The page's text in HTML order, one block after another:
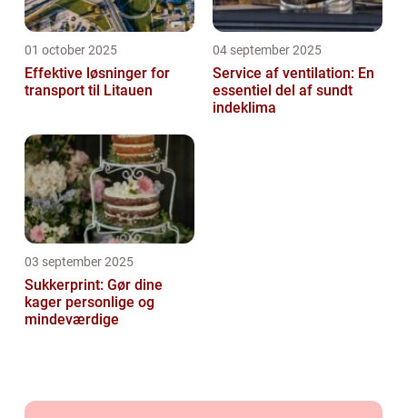
01 october 2025
Effektive løsninger for
transport til Litauen
04 september 2025
Service af ventilation: En
essentiel del af sundt
indeklima
03 september 2025
Sukkerprint: Gør dine
kager personlige og
mindeværdige